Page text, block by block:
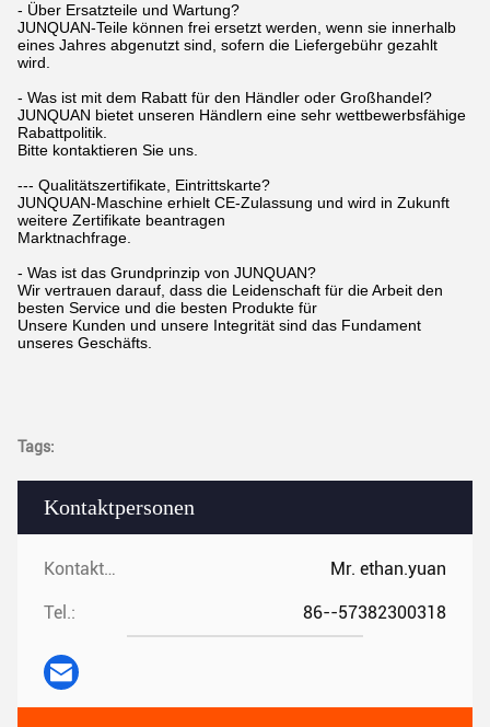
Kontaktpersonen
Kontaktpersonen: Mr. ethan.yuan
Tel.: 86--57382300318
- Über Ersatzteile und Wartung?
JUNQUAN-Teile können frei ersetzt werden, wenn sie innerhalb
eines Jahres abgenutzt sind, sofern die Liefergebühr gezahlt
wird.
- Was ist mit dem Rabatt für den Händler oder Großhandel?
JUNQUAN bietet unseren Händlern eine sehr wettbewerbsfähige
Rabattpolitik.
Bitte kontaktieren Sie uns.
--- Qualitätszertifikate, Eintrittskarte?
JUNQUAN-Maschine erhielt CE-Zulassung und wird in Zukunft
weitere Zertifikate beantragen
Marktnachfrage.
- Was ist das Grundprinzip von JUNQUAN?
Wir vertrauen darauf, dass die Leidenschaft für die Arbeit den
besten Service und die besten Produkte für
Unsere Kunden und unsere Integrität sind das Fundament
unseres Geschäfts.
Tags: